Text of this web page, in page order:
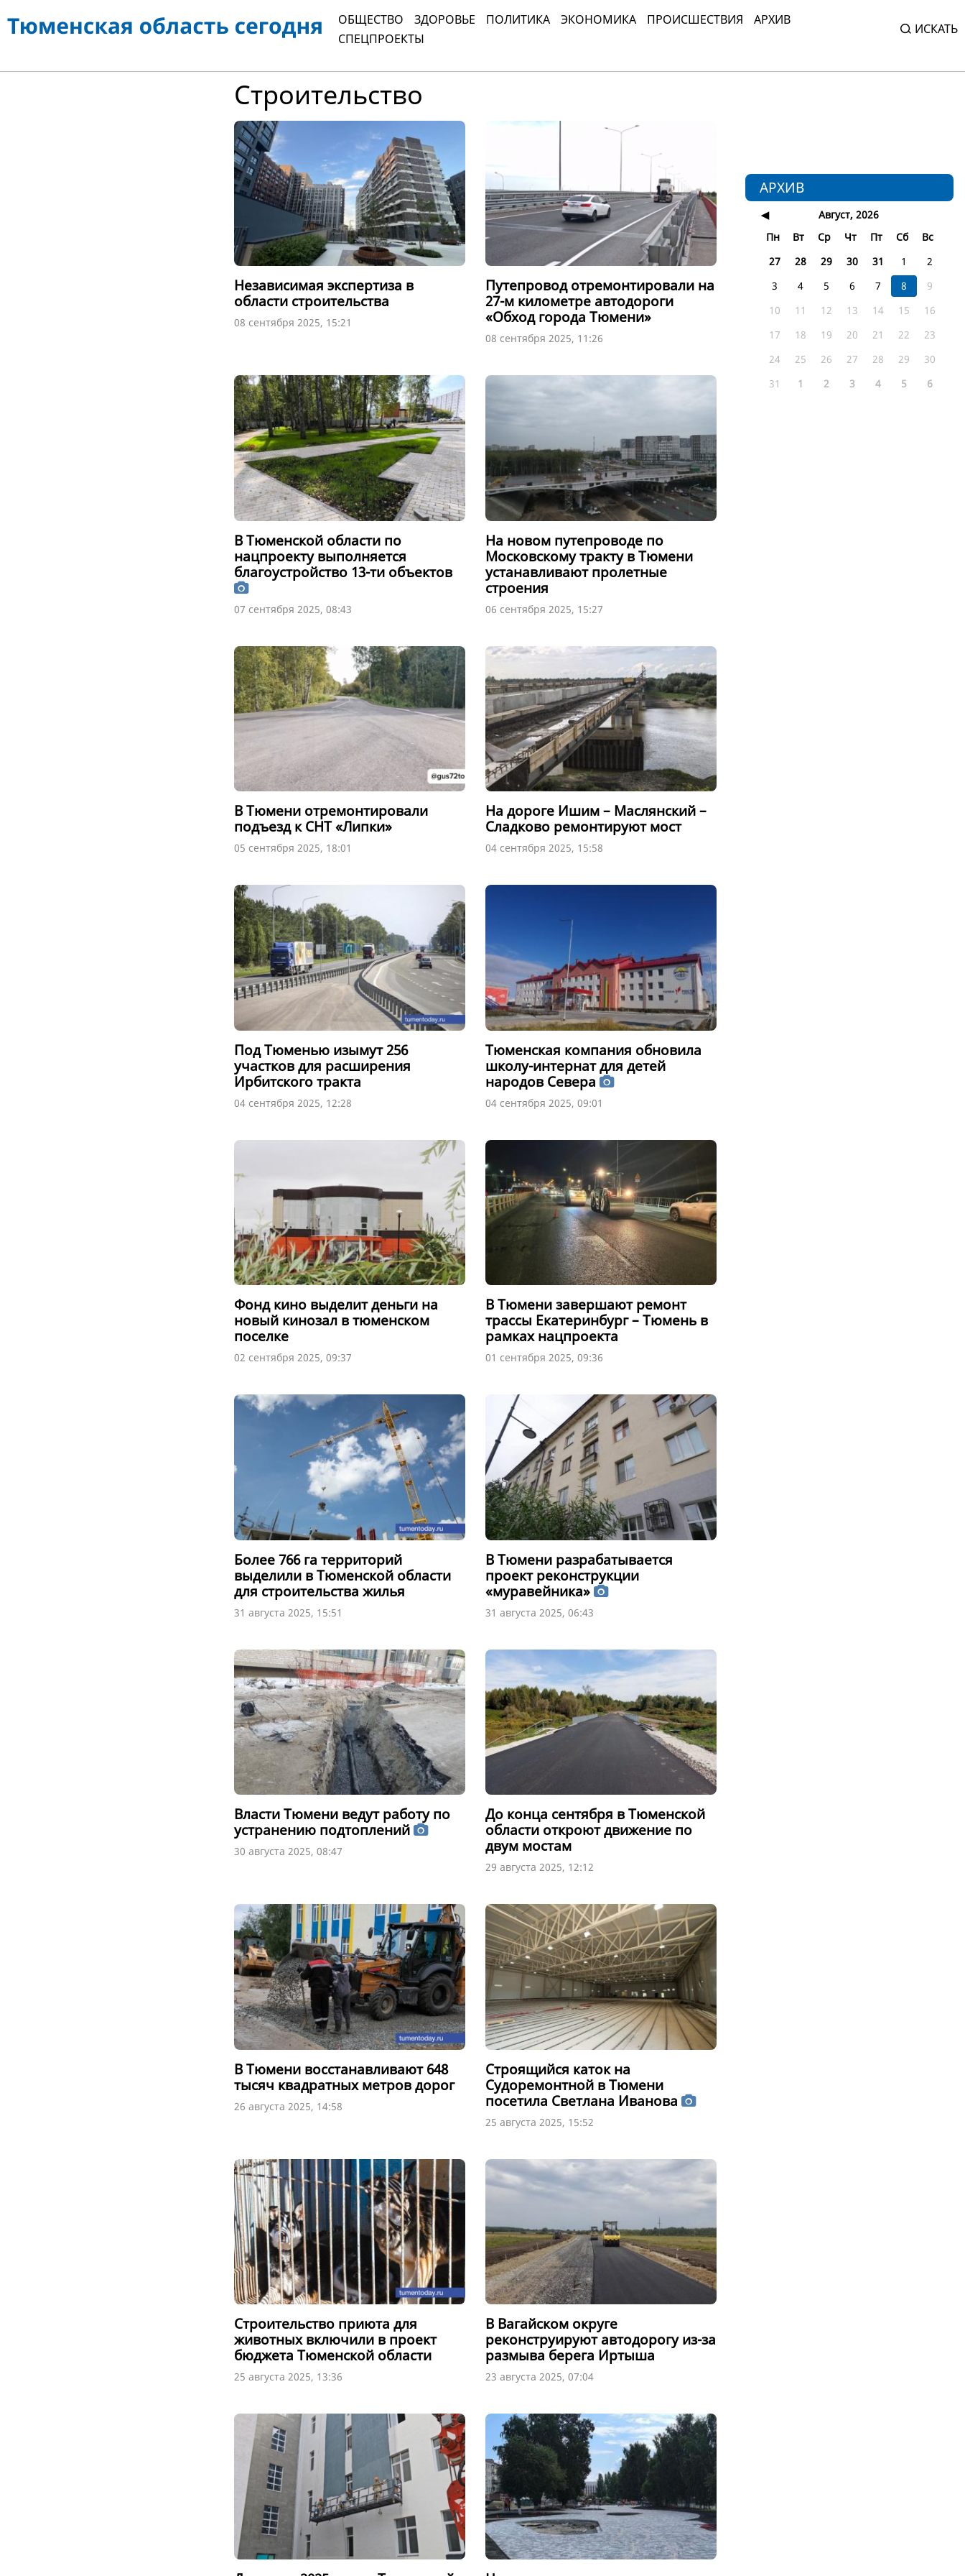
ОБЩЕСТВО ЗДОРОВЬЕ ПОЛИТИКА ЭКОНОМИКА ПРОИСШЕСТВИЯ
АРХИВ
СПЕЦПРОЕКТЫ
ИСКАТЬ
Cтроительство
Независимая экспертиза в
области строительства
08 сентября 2025, 15:21
Путепровод отремонтировали на
27-м километре автодороги
«Обход города Тюмени»
08 сентября 2025, 11:26
В Тюменской области по
нацпроекту выполняется
благоустройство 13-ти объектов
07 сентября 2025, 08:43
На новом путепроводе по
Московскому тракту в Тюмени
устанавливают пролетные
строения
06 сентября 2025, 15:27
В Тюмени отремонтировали
подъезд к СНТ «Липки»
05 сентября 2025, 18:01
На дороге Ишим – Маслянский –
Сладково ремонтируют мост
04 сентября 2025, 15:58
Под Тюменью изымут 256
участков для расширения
Ирбитского тракта
04 сентября 2025, 12:28
Тюменская компания обновила
школу-интернат для детей
народов Севера
04 сентября 2025, 09:01
Фонд кино выделит деньги на
новый кинозал в тюменском
поселке
02 сентября 2025, 09:37
В Тюмени завершают ремонт
трассы Екатеринбург – Тюмень в
рамках нацпроекта
01 сентября 2025, 09:36
Более 766 га территорий
выделили в Тюменской области
для строительства жилья
31 августа 2025, 15:51
В Тюмени разрабатывается
проект реконструкции
«муравейника»
31 августа 2025, 06:43
Власти Тюмени ведут работу по
устранению подтоплений
30 августа 2025, 08:47
До конца сентября в Тюменской
области откроют движение по
двум мостам
29 августа 2025, 12:12
В Тюмени восстанавливают 648
тысяч квадратных метров дорог
26 августа 2025, 14:58
Строящийся каток на
Судоремонтной в Тюмени
посетила Светлана Иванова
25 августа 2025, 15:52
Строительство приюта для
животных включили в проект
бюджета Тюменской области
25 августа 2025, 13:36
В Вагайском округе
реконструируют автодорогу из-за
размыва берега Иртыша
23 августа 2025, 07:04
АРХИВ
◀
Август, 2026
Пн
Вт Ср Чт Пт Сб
Вс
27
28 29 30 31 1
2
3
4 5 6 7 8
9
10
11 12 13 14 15
16
17
18 19 20 21 22
23
24
25 26 27 28 29
30
31
1 2 3 4 5 6